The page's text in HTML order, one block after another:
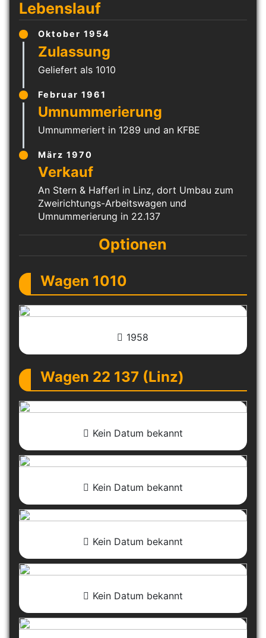
Lebenslauf
Oktober 1954
Geliefert als 1010
Februar 1961
Umnummeriert in 1289 und an KFBE
März 1970
An Stern & Hafferl in Linz, dort Umbau zum
Zweirichtungs-Arbeitswagen und
Umnummerierung in 22.137
Optionen
Wagen 1010
1958
Wagen 22 137 (Linz)
Kein Datum bekannt
Kein Datum bekannt
Kein Datum bekannt
Kein Datum bekannt